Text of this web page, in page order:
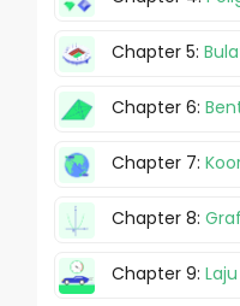
Chapter 5:
Chapter 6:
Chapter 7:
Chapter 8:
Chapter 9: